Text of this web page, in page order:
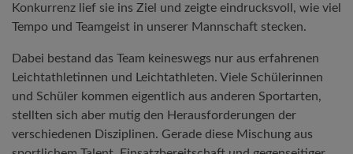
Konkurrenz lief sie ins Ziel und zeigte eindrucksvoll, wie viel
Tempo und Teamgeist in unserer Mannschaft stecken.
Dabei bestand das Team keineswegs nur aus erfahrenen
Leichtathletinnen und Leichtathleten. Viele Schülerinnen
und Schüler kommen eigentlich aus anderen Sportarten,
stellten sich aber mutig den Herausforderungen der
verschiedenen Disziplinen. Gerade diese Mischung aus